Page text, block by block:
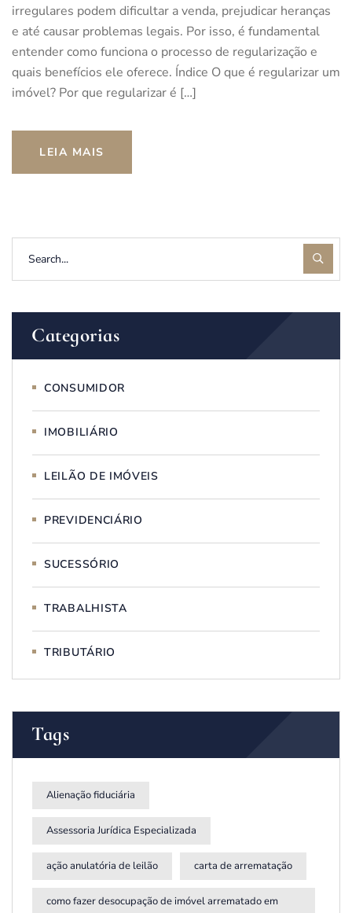
irregulares podem dificultar a venda, prejudicar heranças
e até causar problemas legais. Por isso, é fundamental
entender como funciona o processo de regularização e
quais benefícios ele oferece. Índice O que é regularizar um
imóvel? Por que regularizar é […]
LEIA MAIS
Categorias
CONSUMIDOR
IMOBILIÁRIO
LEILÃO DE IMÓVEIS
PREVIDENCIÁRIO
SUCESSÓRIO
TRABALHISTA
TRIBUTÁRIO
Tags
Alienação fiduciária
Assessoria Jurídica Especializada
ação anulatória de leilão carta de arrematação
como fazer desocupação de imóvel arrematado em